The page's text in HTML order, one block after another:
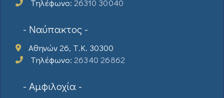
Τηλέφωνο: 26310 30040
- Ναύπακτος -
Αθηνών 26, Τ.Κ. 30300
Τηλέφωνο: 26340 26862
- Αμφιλοχία -